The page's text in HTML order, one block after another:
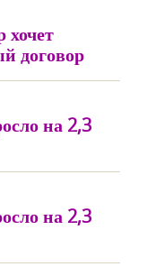
договор
на 2,3
на 2,3